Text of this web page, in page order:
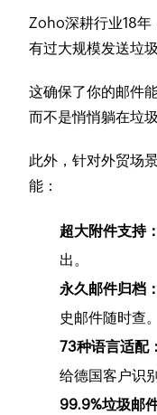
Zoho深耕行业18年
有过大规模发送垃
这确保了你的邮件
而不是悄悄躺在垃
此外，针对外贸场
能：
超大附件支持
出。
永久邮件归档：
史邮件随时查。
73种语言适配
给德国客户识
99.9%垃圾邮